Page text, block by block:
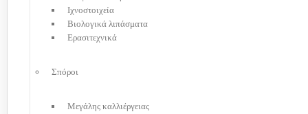
Ιχνοστοιχεία
Βιολογικά λιπάσματα
Ερασιτεχνικά
Σπόροι
Μεγάλης καλλιέργειας